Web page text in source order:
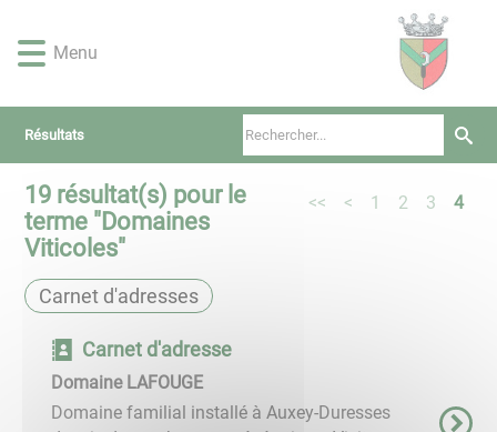
d'accès
rapide
d'accès
rapide
principal
d'accès
rapide
recherche
d'accès
rapide
page
Menu
Résultats
19 résultat(s) pour le
terme "Domaines
Viticoles"
<< < 1 2 3 4
Carnet d'adresses
Carnet d'adresse
Domaine LAFOUGE
Domaine familial installé à Auxey-Duresses